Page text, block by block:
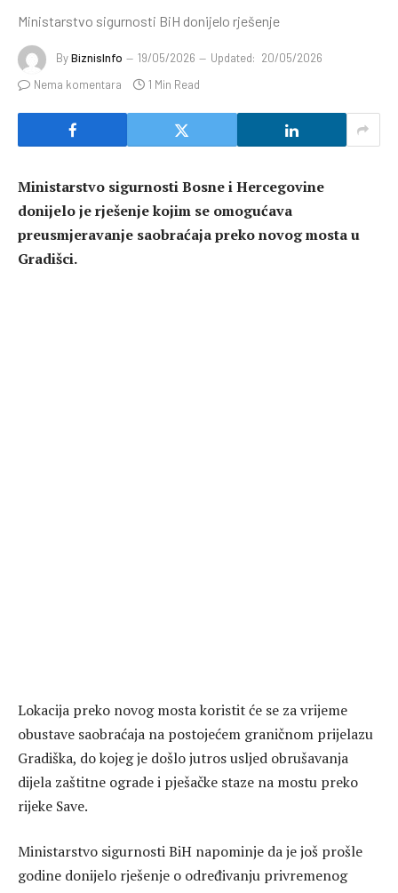
Ministarstvo sigurnosti BiH donijelo rješenje
ByBiznisInfo 19/05/2026 Updated: 20/05/2026
Nema komentara
1 Min Read
Ministarstvo sigurnosti Bosne i Hercegovine
donijelo je rješenje kojim se omogućava
preusmjeravanje saobraćaja preko novog mosta u
Gradišci.
Lokacija preko novog mosta koristit će se za vrijeme
obustave saobraćaja na postojećem graničnom prijelazu
Gradiška, do kojeg je došlo jutros usljed obrušavanja
dijela zaštitne ograde i pješačke staze na mostu preko
rijeke Save.
Ministarstvo sigurnosti BiH napominje da je još prošle
godine donijelo rješenje o određivanju privremenog